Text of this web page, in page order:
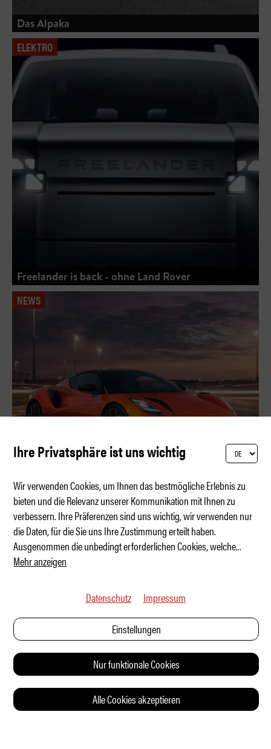
Das Alpaka
ELEKTRO
Freelander is back - ohne Land Rover
NEWS
Lotus Emira 420 Sport – Vier gewinnt
Ihre Privatsphäre ist uns wichtig
Wir verwenden Cookies, um Ihnen das bestmögliche Erlebnis zu
bieten und die Relevanz unserer Kommunikation mit Ihnen zu
verbessern. Ihre Präferenzen sind uns wichtig, wir verwenden nur
die Daten, für die Sie uns Ihre Zustimmung erteilt haben.
Ausgenommen die unbedingt erforderlichen Cookies, welche...
Mehr anzeigen
Datenschutz Impressum
Einstellungen
Nur funktionale Cookies
Alle Cookies akzeptieren